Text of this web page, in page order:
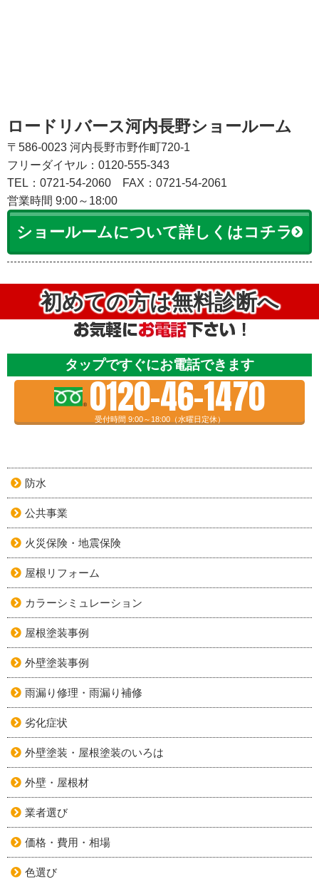
ロードリバース河内長野ショールーム
〒586-0023 河内長野市野作町720-1
フリーダイヤル：0120-555-343
TEL：0721-54-2060
FAX：0721-54-2061
営業時間 9:00～18:00
ショールームについて詳しくはコチラ
初めての方は無料診断へ
タップですぐにお電話できます
0120-46-1470
受付時間 9:00～18:00（水曜日定休）
防水
公共事業
火災保険・地震保険
屋根リフォーム
カラーシミュレーション
屋根塗装事例
外壁塗装事例
雨漏り修理・雨漏り補修
劣化症状
外壁塗装・屋根塗装のいろは
外壁・屋根材
業者選び
価格・費用・相場
色選び